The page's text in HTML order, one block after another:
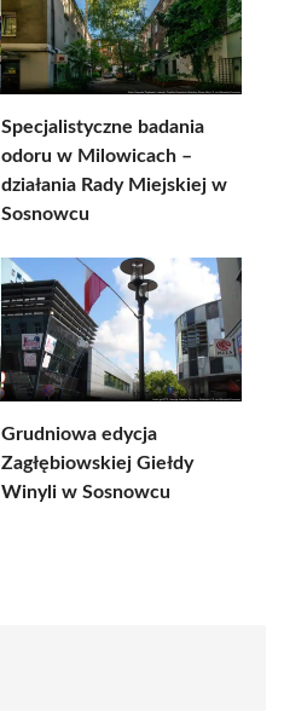
Specjalistyczne badania
odoru w Milowicach –
działania Rady Miejskiej w
Sosnowcu
Grudniowa edycja
Zagłębiowskiej Giełdy
Winyli w Sosnowcu